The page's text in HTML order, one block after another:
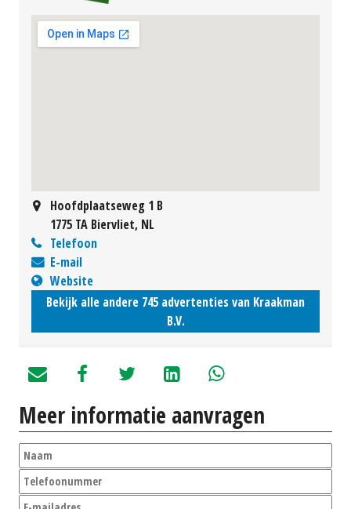
Hoofdplaatseweg 1 B
1775 TA Biervliet, NL
Telefoon
E-mail
Website
Bekijk alle andere 745 advertenties van Kraakman
B.V.
Meer informatie aanvragen